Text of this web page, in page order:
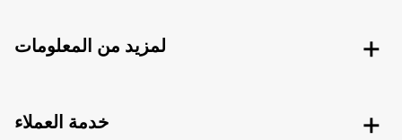
لمزيد من المعلومات
خدمة العملاء